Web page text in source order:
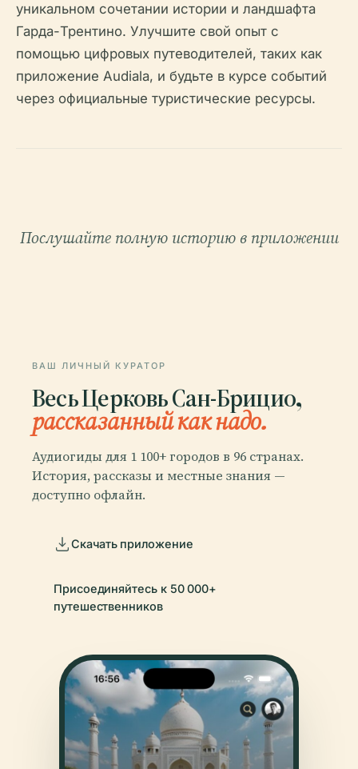
уникальном сочетании истории и ландшафта
Гарда-Трентино. Улучшите свой опыт с
помощью цифровых путеводителей, таких как
приложение Audiala, и будьте в курсе событий
через официальные туристические ресурсы.
Послушайте полную историю в приложении
ВАШ ЛИЧНЫЙ КУРАТОР
Весь Церковь Сан-Брицио,
рассказанный как надо.
Аудиогиды для 1 100+ городов в 96 странах.
История, рассказы и местные знания —
доступно офлайн.
Скачать приложение
Присоединяйтесь к 50 000+
путешественников